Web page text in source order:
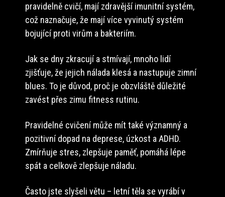
pravidelně cvičí, mají zdravější imunitní systém,
což naznačuje, že mají více vyvinutý systém
bojující proti virům a bakteriím.
Jak se dny zkracují a stmívají, mnoho lidí
zjišťuje, že jejich nálada klesá a nastupuje zimní
blues. To je důvod, proč je obzvláště důležité
zavést přes zimu fitness rutinu.
Pravidelné cvičení může mít také významný a
pozitivní dopad na deprese, úzkost a ADHD.
Zmírňuje stres, zlepšuje paměť, pomáhá lépe
spát a celkově zlepšuje náladu.
Často jste slyšeli větu – letní těla se vyrábí v